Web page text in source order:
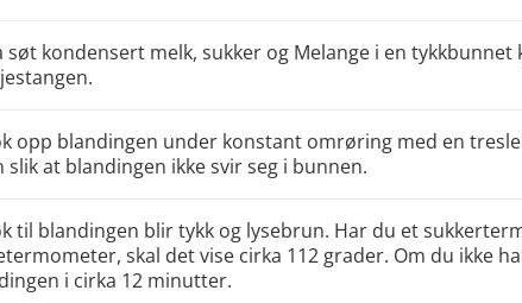
søt kondensert melk, sukker og Melange i en tykkbunnet
opp blandingen under konstant omrøring med en
slik at blandingen ikke svir seg i bunnen.
til blandingen blir tykk og lysebrun. Har du et
skal det vise cirka 112 grader. Om du ikke
i cirka 12 minutter.